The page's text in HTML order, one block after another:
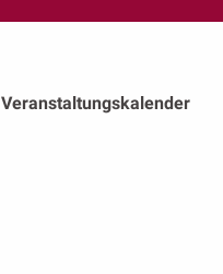
Veranstaltungskalender